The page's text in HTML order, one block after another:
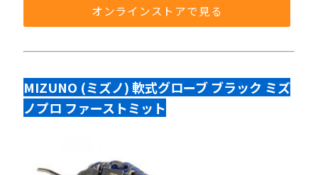
オンラインストアで見る
MIZUNO (ミズノ) 軟式グローブ ブラック ミズ
ノプロ ファーストミット